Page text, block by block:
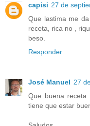
capisi 27 de
Que lastima me
receta, rica no ,
beso.
Responder
José Manuel 27
Que buena
tiene que estar